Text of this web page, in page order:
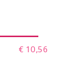
€ 10,56